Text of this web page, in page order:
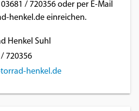
/ 720356 oder per E-Mail
henkel.de einreichen.
Henkel Suhl
720356
henkel.de